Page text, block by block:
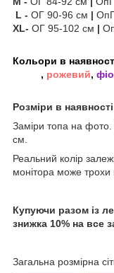
L - ОГ 90-96 см |
XL- ОГ 95-102 см |
Кольори в
, рожевий,
Розміри в
Заміри топа на
см.
Реальний колір
монітора може трохи
Купуючи разом із
знижка 10% на все
Загальна розмірна